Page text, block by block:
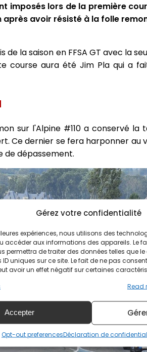
Gérez votre confidentialité
expériences, nous utilisons des
accéder aux informations des appareils. Le
permettra de traiter des données telles que
uniques sur ce site. Le fait de ne pas
avoir un effet négatif sur certaines
Read
Accepter
Opt-out preferencesDéclaration de
imposés lors de la première
avoir résisté à la folle
la saison en FFSA GT avec la
course aura été Jim Pla qui a
sur l'Alpine #110 a conservé la
Ce dernier se fera harponner au
de dépassement.